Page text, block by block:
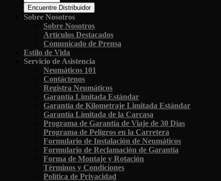
Encuentre Distribuidor
Sobre Nosotros
Sobre Nosotros
Artículos Destacados
Comunicado de Prensa
Estilo de Vida
Servicio de Asistencia
Neumáticos 101
Contáctenos
Registra Neumáticos
Garantía Limitada Estándar
Garantía de Kilometraje Limitada Estándar
Garantía Limitada de la Carcasa
Programa de Garantía de Viaje de 30 Días
Programa de Peligros en la Carretera
Formulario de Instalación de Neumáticos
Formulario de Reclamación de Garantía
Forma de Montaje y Rotación
Términos y Condiciones
Política de Privacidad